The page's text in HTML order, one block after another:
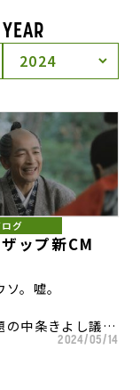
YEAR
2024
ログ
2024/05/14
ップ新CM
。嘘。
の中条きよし議員